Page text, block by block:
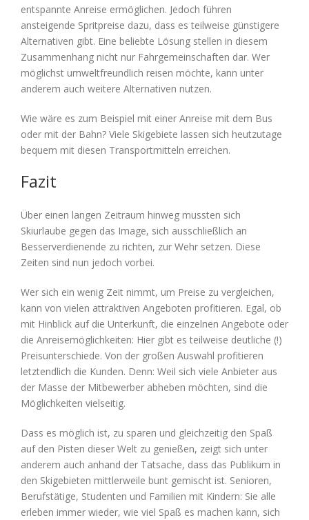
entspannte Anreise ermöglichen. Jedoch führen
ansteigende Spritpreise dazu, dass es teilweise günstigere
Alternativen gibt. Eine beliebte Lösung stellen in diesem
Zusammenhang nicht nur Fahrgemeinschaften dar. Wer
möglichst umweltfreundlich reisen möchte, kann unter
anderem auch weitere Alternativen nutzen.
Wie wäre es zum Beispiel mit einer Anreise mit dem Bus
oder mit der Bahn? Viele Skigebiete lassen sich heutzutage
bequem mit diesen Transportmitteln erreichen.
Fazit
Über einen langen Zeitraum hinweg mussten sich
Skiurlaube gegen das Image, sich ausschließlich an
Besserverdienende zu richten, zur Wehr setzen. Diese
Zeiten sind nun jedoch vorbei.
Wer sich ein wenig Zeit nimmt, um Preise zu vergleichen,
kann von vielen attraktiven Angeboten profitieren. Egal, ob
mit Hinblick auf die Unterkunft, die einzelnen Angebote oder
die Anreisemöglichkeiten: Hier gibt es teilweise deutliche (!)
Preisunterschiede. Von der großen Auswahl profitieren
letztendlich die Kunden. Denn: Weil sich viele Anbieter aus
der Masse der Mitbewerber abheben möchten, sind die
Möglichkeiten vielseitig.
Dass es möglich ist, zu sparen und gleichzeitig den Spaß
auf den Pisten dieser Welt zu genießen, zeigt sich unter
anderem auch anhand der Tatsache, dass das Publikum in
den Skigebieten mittlerweile bunt gemischt ist. Senioren,
Berufstätige, Studenten und Familien mit Kindern: Sie alle
erleben immer wieder, wie viel Spaß es machen kann, sich